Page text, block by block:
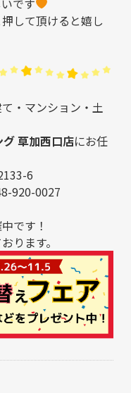
です
して頂けると嬉し
・マンション・土
草加西口店にお任
6
920-0027
です！
ります。